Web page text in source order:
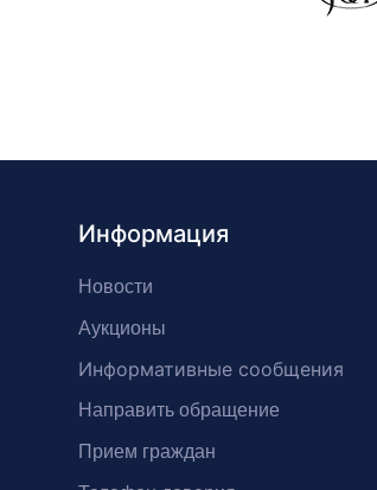
Информация
Новости
Аукционы
Информативные сообщения
Направить обращение
Прием граждан